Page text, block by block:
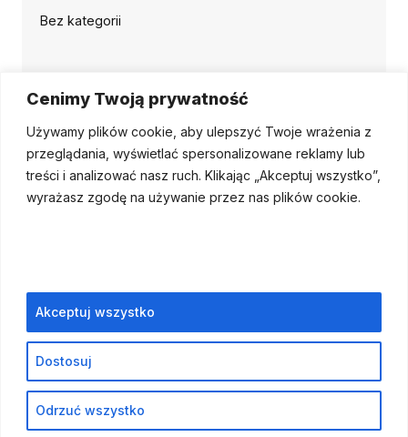
Cenimy Twoją prywatność
Używamy plików cookie, aby ulepszyć Twoje wrażenia z
przeglądania, wyświetlać spersonalizowane reklamy lub
treści i analizować nasz ruch. Klikając „Akceptuj wszystko”,
wyrażasz zgodę na używanie przez nas plików cookie.
Dostosuj
Odrzuć wszystko
Akceptuj wszystko
Bez kategorii
wrzesień 2024